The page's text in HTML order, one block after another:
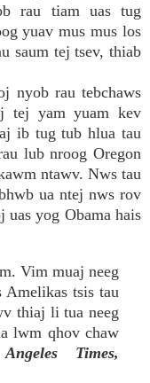
rau tiam uas tug
yuav mus mus los
saum tej tsev, thiab
nyob rau tebchaws
tej yam yuam kev
ib tug tub hlua tau
lub nroog Oregon
ntawv. Nws tau
ua ntej nws rov
yog Obama hais
Vim muaj neeg
tsis tau
thiaj li tua neeg
lwm qhov chaw
Times,